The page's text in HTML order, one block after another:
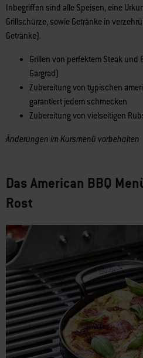
Inbegriffen sind alle Speisen, eine
Grillschürze, sowie Getränke in
Getränke).
Grillen von perfektem Steak und
Gargrad)
Zubereitung von typischen
garantiert jedem schmecken
Zubereitung von vielseitigen
Änderungen im Kursmenü vorbehalten
Das American BBQ
Rost